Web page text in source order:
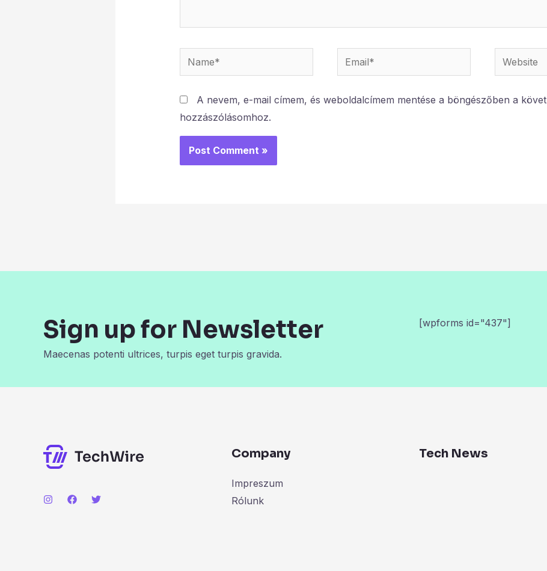
Name* Email* Website
A nevem, e-mail címem, és weboldalcímem mentése a böngészőben a
hozzászólásomhoz.
Sign up for Newsletter
Maecenas potenti ultrices, turpis eget turpis gravida.
[wpforms id="437"]
Company
Impreszum
Rólunk
Tech News